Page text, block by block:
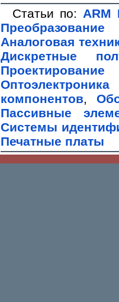
Статьи по: ARM
Аналоговая
Дискретные
компонентов,
Пассивные
Системы
Печатные платы